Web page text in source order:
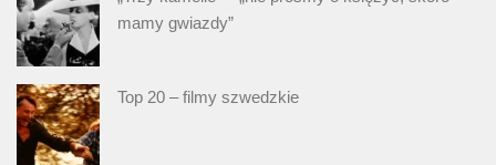
mamy gwiazdy”
Top 20 – filmy szwedzkie